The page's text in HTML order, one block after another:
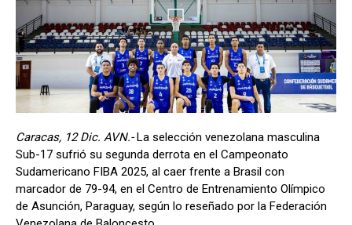
Caracas, 12 Dic. AVN.-La selección venezolana masculina
Sub-17 sufrió su segunda derrota en el Campeonato
Sudamericano FIBA 2025, al caer frente a Brasil con
marcador de 79-94, en el Centro de Entrenamiento Olímpico
de Asunción, Paraguay, según lo reseñado por la Federación